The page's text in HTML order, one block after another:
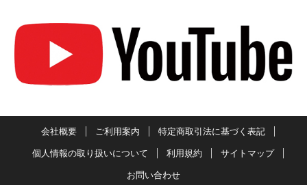
会社概要 ご利用案内 特定商取引法に基づく表記
個人情報の取り扱いについて 利用規約 サイトマップ
お問い合わせ